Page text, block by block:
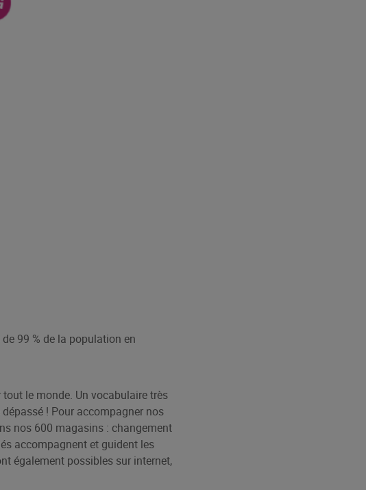
99 % de la population en
le monde. Un vocabulaire très
! Pour accompagner nos
nos 600 magasins : changement
accompagnent et guident les
également possibles sur internet,